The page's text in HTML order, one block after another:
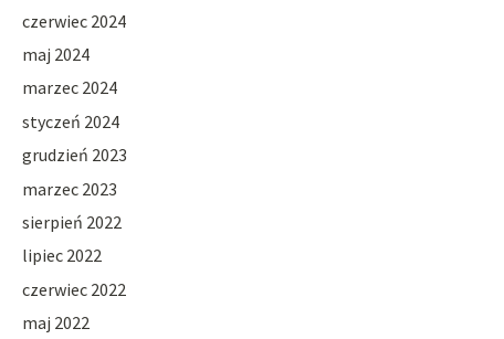
czerwiec 2024
maj 2024
marzec 2024
styczeń 2024
grudzień 2023
marzec 2023
sierpień 2022
lipiec 2022
czerwiec 2022
maj 2022